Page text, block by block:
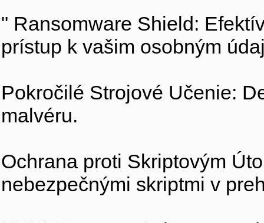
" Ransomware Shield:
prístup k vašim osobným
Pokročilé Strojové Učenie:
malvéru.
Ochrana proti Skriptovým
nebezpečnými skriptmi v